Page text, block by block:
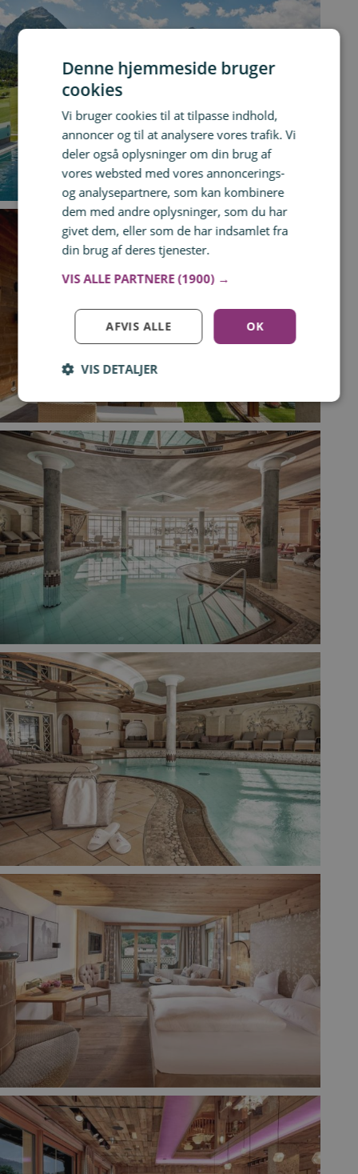
Log ind for at gemme hvad der inspirerer dig
Tilmeld
Denne hjemmeside bruger
cookies
Vi bruger cookies til at tilpasse indhold,
annoncer og til at analysere vores trafik. Vi
deler også oplysninger om din brug af
vores websted med vores annoncerings-
og analysepartnere, som kan kombinere
dem med andre oplysninger, som du har
givet dem, eller som de har indsamlet fra
din brug af deres tjenester.
VIS ALLE PARTNERE (1900) →
OK
AFVIS ALLE
VIS DETALJER